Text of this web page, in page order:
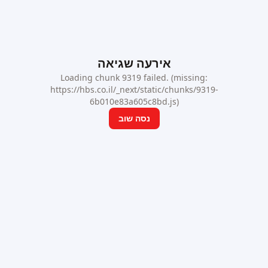
אירעה שגיאה
Loading chunk 9319 failed. (missing:
https://hbs.co.il/_next/static/chunks/9319-
6b010e83a605c8bd.js)